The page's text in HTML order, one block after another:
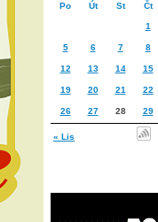
Po Út St Čt
1
5 6 7 8
12 13 14 15
19 20 21 22
26 27 28 29
« Lis